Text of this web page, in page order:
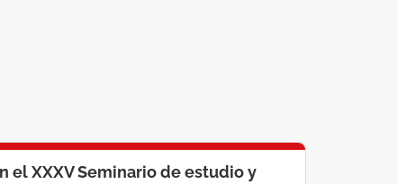
el XXXV Seminario de estudio y